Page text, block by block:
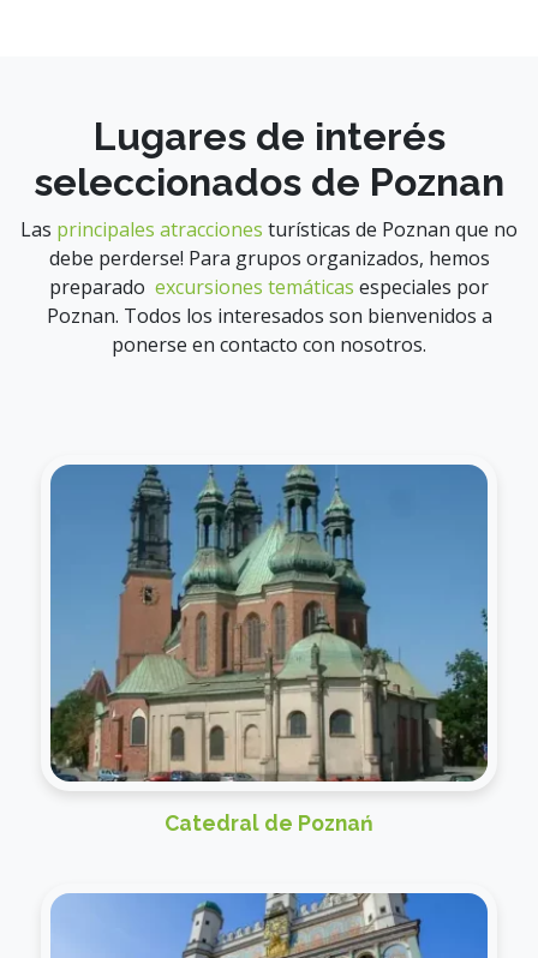
Lugares de interés
seleccionados de Poznan
Las principales atracciones turísticas de Poznan que no
debe perderse! Para grupos organizados, hemos
preparado excursiones temáticas especiales por
Poznan. Todos los interesados son bienvenidos a
ponerse en contacto con nosotros.
Catedral de Poznań